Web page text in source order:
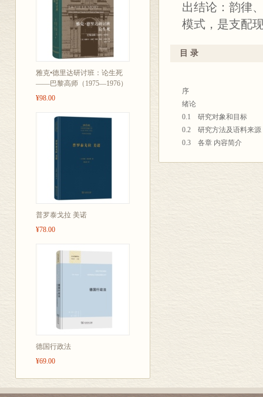
雅克•德里达研讨班：论生死
——巴黎高师（1975—1976）
¥98.00
普罗泰戈拉 美诺
¥78.00
德国行政法
¥69.00
出结论：韵律
模式，是支配
目 录
序
绪论
0.1 研究对象和目标
0.2 研究方法及语料来源
0.3 各章 内容简介
2.4.2 模式形成的象似性